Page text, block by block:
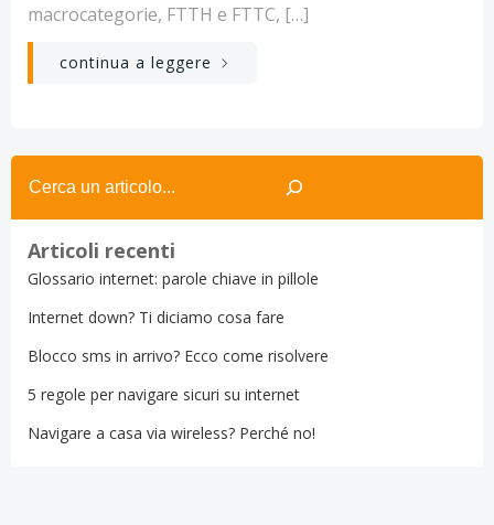
macrocategorie, FTTH e FTTC, […]
continua a leggere
Search
Articoli recenti
Glossario internet: parole chiave in pillole
Internet down? Ti diciamo cosa fare
Blocco sms in arrivo? Ecco come risolvere
5 regole per navigare sicuri su internet
Navigare a casa via wireless? Perché no!